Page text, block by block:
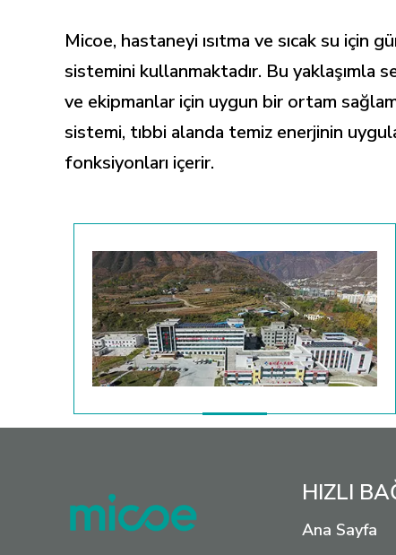
Micoe, hastaneyi ısıtma ve sıcak su için
sistemini kullanmaktadır. Bu yaklaşımla
ve ekipmanlar için uygun bir ortam
sistemi, tıbbi alanda temiz enerjinin
fonksiyonları içerir.
HIZLI
Ana Sayfa